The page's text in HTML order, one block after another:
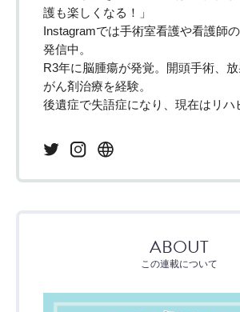
護も楽しくなる！」
Instagramでは手術室看護や看護師
発信中。
R3年に脳腫瘍が発覚。開頭手術、
がん剤治療を経験。
後遺症で失語症になり、現在はリハ
ABOUT
この連載について